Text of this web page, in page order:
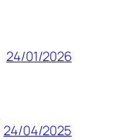
24/01/2026
24/04/2025